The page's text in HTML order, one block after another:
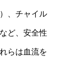
、チャイル
ど、安全性
らは血流を